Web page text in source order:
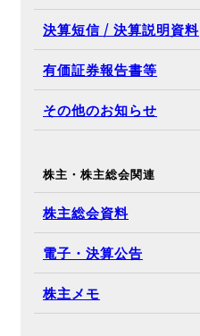
決算短信 / 決算説明資料
有価証券報告書等
その他のお知らせ
株主・株主総会関連
株主総会資料
電子・決算公告
株主メモ